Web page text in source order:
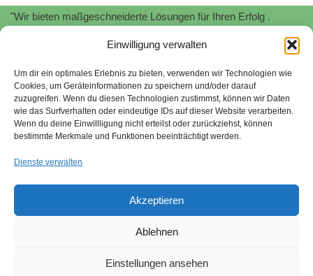
Einwilligung verwalten
Um dir ein optimales Erlebnis zu bieten, verwenden wir Technologien wie
Cookies, um Geräteinformationen zu speichern und/oder darauf
zuzugreifen. Wenn du diesen Technologien zustimmst, können wir Daten
wie das Surfverhalten oder eindeutige IDs auf dieser Website verarbeiten.
Wenn du deine Einwillligung nicht erteilst oder zurückziehst, können
bestimmte Merkmale und Funktionen beeinträchtigt werden.
Dienste verwalten
Akzeptieren
Ablehnen
Einstellungen ansehen
"Wir bieten maßgeschneiderte Lösungen für Ihren Erfolg .
"Wir unterstützen Sie bei der Implementierung und Zertifizierung
vonInformationssicherheitsmanagementsystemennachISO
27001.Schützen Sie Ihre sensiblen Daten und minimieren Sie
Risiken."
Stefan Stroessenreuther | Beratung für Managementsysteme |
Nachhaltigkeitsstrategien gemäß SAQ 5.0 und EcoVadis. Wir
helfen Ihnen, ökologische und soziale Verantwortung zu
Hinweisgebersystem
Impressum